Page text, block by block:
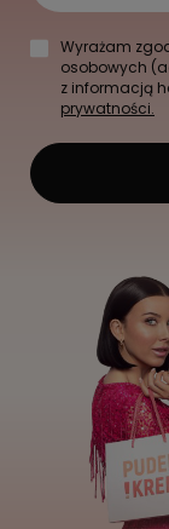
Wyrażam
osobowych
z informacją
prywatności.